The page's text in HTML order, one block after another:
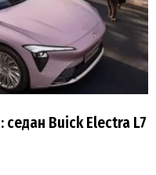
Buick Electra L7